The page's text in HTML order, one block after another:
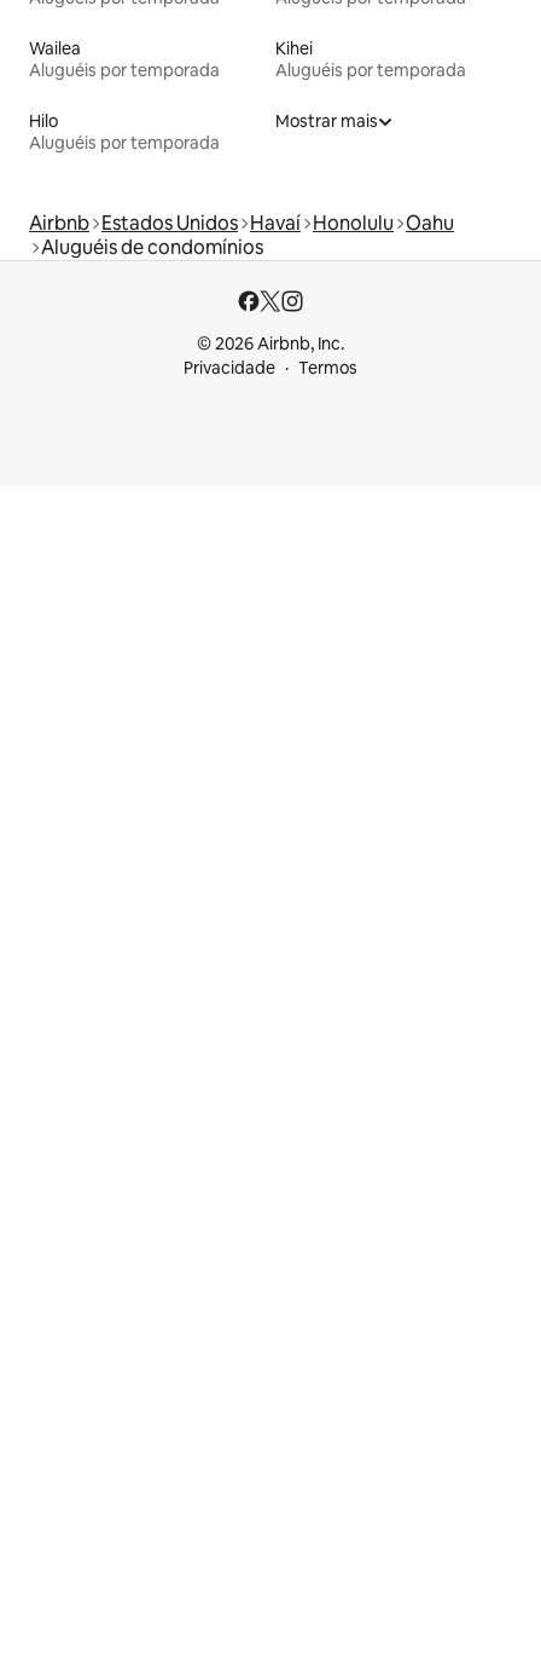
Wailea
Aluguéis por temporada
Kihei
Aluguéis por temporada
Hilo
Aluguéis por temporada
Mostrar mais
Airbnb Estados Unidos Havaí Honolulu Oahu
Aluguéis de condomínios
© 2026 Airbnb, Inc.
Privacidade
Termos